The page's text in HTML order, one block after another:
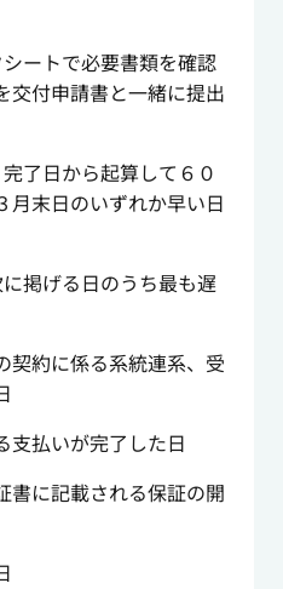
ートで必要書類を確認
交付申請書と一緒に提出
日から起算して６０
月末日のいずれか早い日
掲げる日のうち最も遅
に係る系統連系、受
払いが完了した日
記載される保証の開